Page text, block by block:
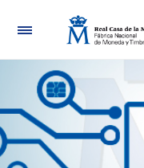
Mostrar/Ocultar
Mostrar/Ocultar